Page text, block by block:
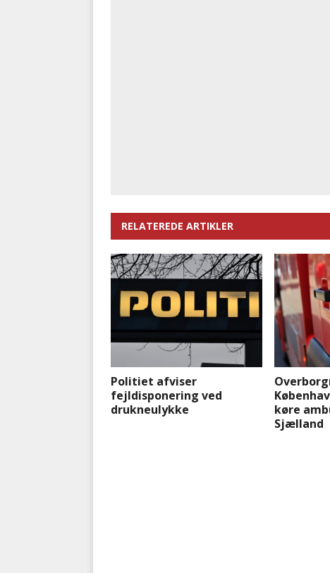
RELATEREDE ARTIKLER
Politiet afviser
fejldisponering ved
drukneulykke
køre
Sjælland